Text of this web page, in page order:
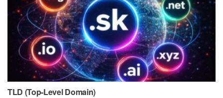
TLD (Top-Level Domain)